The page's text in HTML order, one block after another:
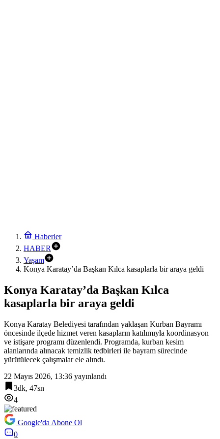
Haberler
HABER
Yaşam
Konya Karatay’da Başkan Kılca kasaplarla bir araya geldi
Konya Karatay’da Başkan Kılca
kasaplarla bir araya geldi
Konya Karatay Belediyesi tarafından yaklaşan Kurban Bayramı
öncesinde ilçede hizmet veren kasapların katılımıyla koordinasyon
ve istişare programı düzenlendi. Programda, kurban kesim
alanlarında alınacak temizlik tedbirleri ile bayram sürecinde
yürütülecek çalışmalar ele alındı.
22 Mayıs 2026, 13:36 yayınlandı
3dk, 47sn
4
Google'da Abone Ol
0